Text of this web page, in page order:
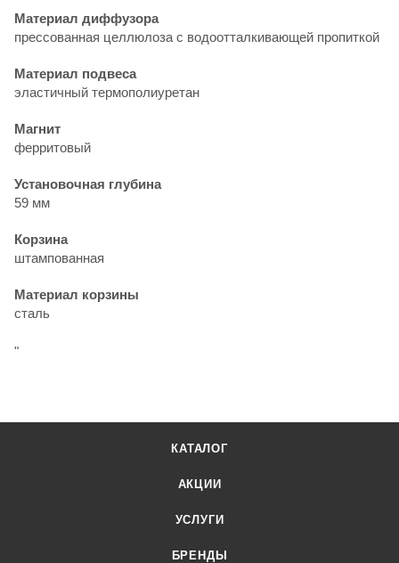
Материал диффузора
прессованная целлюлоза с водоотталкивающей пропиткой
Материал подвеса
эластичный термополиуретан
Магнит
ферритовый
Установочная глубина
59 мм
Корзина
штампованная
Материал корзины
сталь
"
КАТАЛОГ
АКЦИИ
УСЛУГИ
БРЕНДЫ